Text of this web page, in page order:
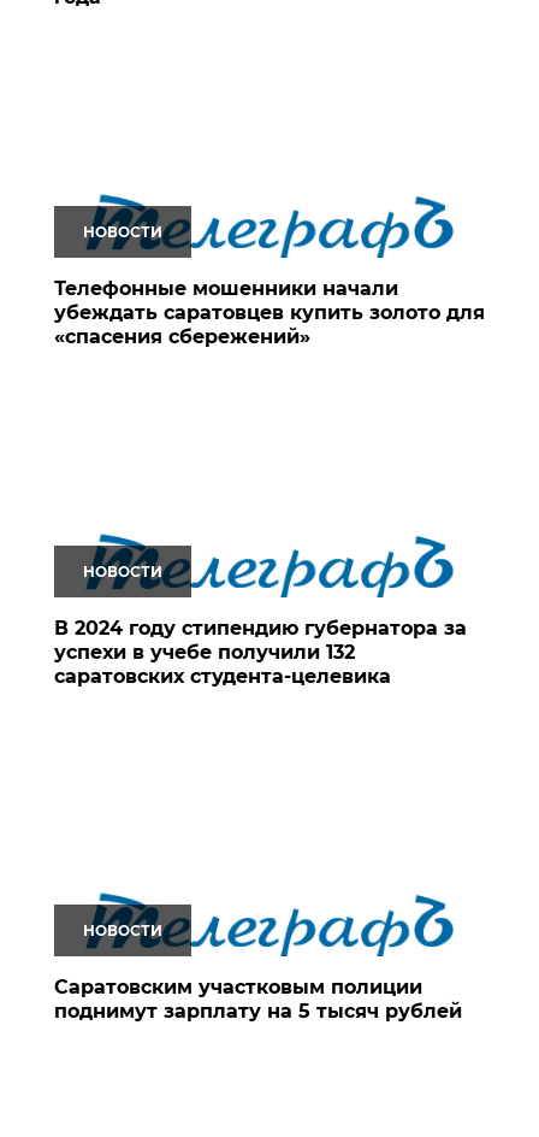
НОВОСТИ
Телефонные мошенники начали
убеждать саратовцев купить золото для
«спасения сбережений»
НОВОСТИ
В 2024 году стипендию губернатора за
успехи в учебе получили 132
саратовских студента-целевика
НОВОСТИ
Саратовским участковым полиции
поднимут зарплату на 5 тысяч рублей